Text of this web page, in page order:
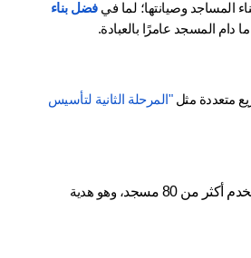
المساجد وصيانتها؛ لما في
المسجد عامرًا بالعبادة.
متعددة مثل
من 80 مسجد